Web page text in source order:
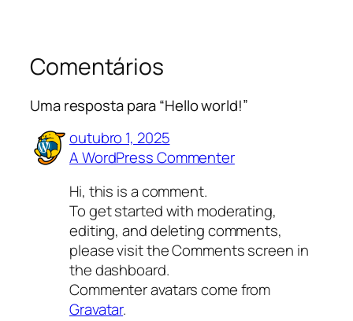
Comentários
Uma resposta para “Hello world!”
outubro 1, 2025
A WordPress Commenter
Hi, this is a comment.
To get started with moderating,
editing, and deleting comments,
please visit the Comments screen in
the dashboard.
Commenter avatars come from
Gravatar.